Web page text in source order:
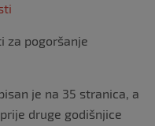
za pogoršanje
je na 35 stranica, a
druge godišnjice